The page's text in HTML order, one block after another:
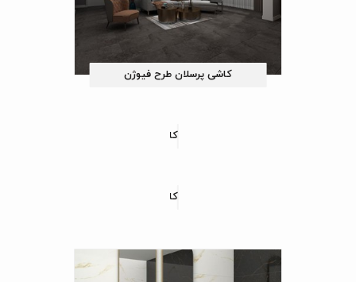
کاشی پرسلان طرح فیوژن
کاشی پرسلان طرح فیگارو
کاشی پرسلان طرح اسموکی